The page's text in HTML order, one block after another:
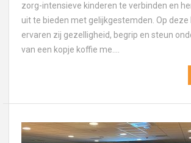
zorg-intensieve kinderen te verbinden en
uit te bieden met gelijkgestemden. Op
ervaren zij gezelligheid, begrip en steun
van een kopje koffie me....